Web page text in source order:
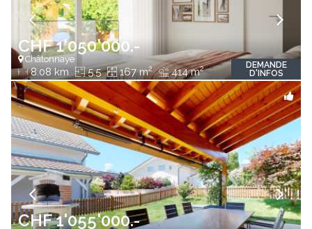
CHF 1'050'000.-
Châtonnaye
8.08 km 5.5 167 m2 414 m2
DEMANDE
D'INFOS
CHF 1'055'000.-